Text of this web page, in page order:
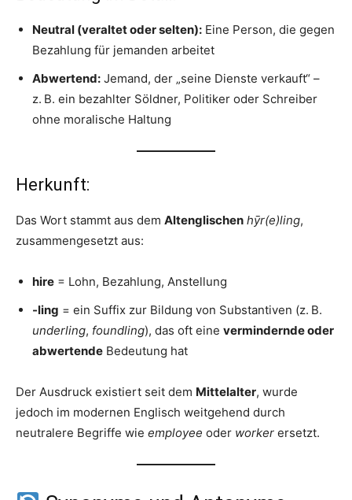
Neutral (veraltet oder selten): Eine Person, die gegen
Bezahlung für jemanden arbeitet
Abwertend: Jemand, der „seine Dienste verkauft“ –
z. B. ein bezahlter Söldner, Politiker oder Schreiber
ohne moralische Haltung
Herkunft:
Das Wort stammt aus dem Altenglischen hȳr(e)ling,
zusammengesetzt aus:
hire = Lohn, Bezahlung, Anstellung
-ling = ein Suffix zur Bildung von Substantiven (z. B.
underling, foundling), das oft eine vermindernde oder
abwertende Bedeutung hat
Der Ausdruck existiert seit dem Mittelalter, wurde
jedoch im modernen Englisch weitgehend durch
neutralere Begriffe wie employee oder worker ersetzt.